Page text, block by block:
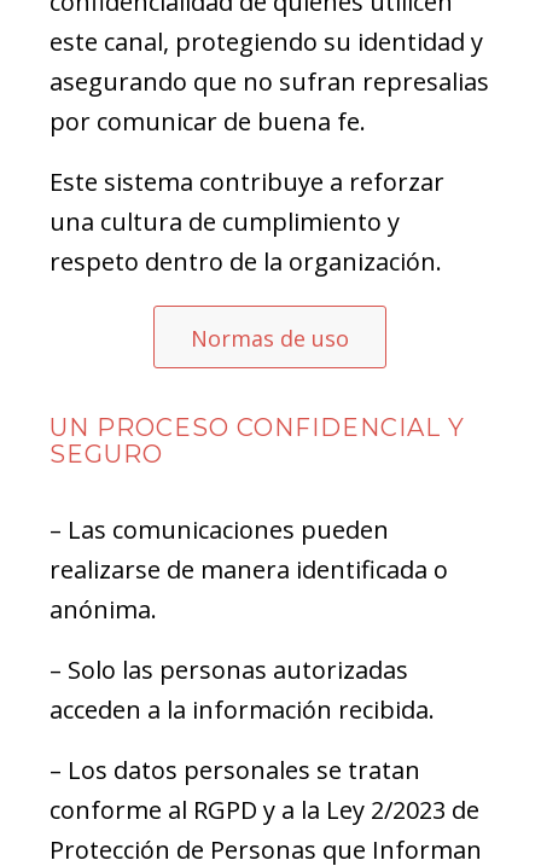
este canal, protegiendo su identidad y
asegurando que no sufran represalias
por comunicar de buena fe.
Este sistema contribuye a reforzar
una cultura de cumplimiento y
respeto dentro de la organización.
Normas de uso
UN PROCESO CONFIDENCIAL Y
SEGURO
– Las comunicaciones pueden
realizarse de manera identificada o
anónima.
– Solo las personas autorizadas
acceden a la información recibida.
– Los datos personales se tratan
conforme al RGPD y a la Ley 2/2023 de
Protección de Personas que Informan